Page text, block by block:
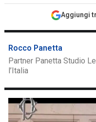
Aggiungi
Rocco Panetta
Partner Panetta Studio
l’Italia